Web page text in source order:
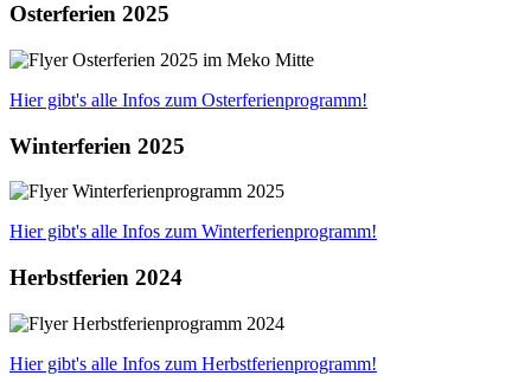
Osterferien 2025
Hier gibt's alle Infos zum Osterferienprogramm!
Winterferien 2025
Hier gibt's alle Infos zum Winterferienprogramm!
Herbstferien 2024
Hier gibt's alle Infos zum Herbstferienprogramm!